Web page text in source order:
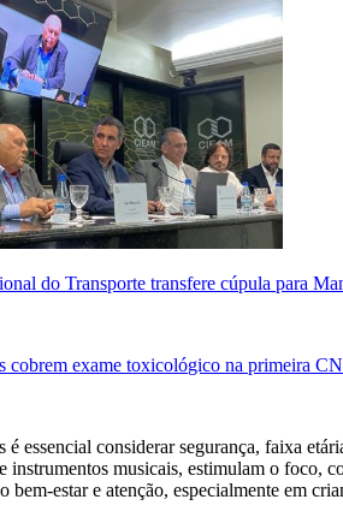
do Transporte transfere cúpula para
cobrem exame toxicológico na primeira
é essencial considerar segurança, faixa
instrumentos musicais, estimulam o foco,
bem-estar e atenção, especialmente em